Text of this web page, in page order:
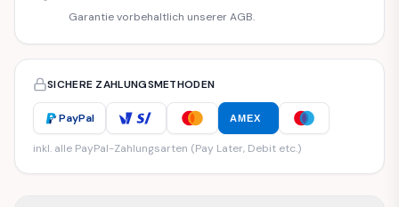
Garantie vorbehaltlich unserer AGB.
SICHERE ZAHLUNGSMETHODEN
PayPal AMEX
inkl. alle PayPal-Zahlungsarten (Pay Later, Debit etc.)